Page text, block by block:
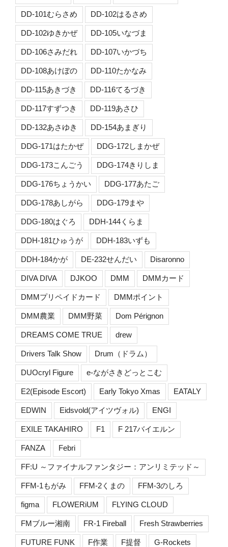
DD-101むらさめ DD-102はるさめ
DD-102ゆきかぜ DD-105いなづま
DD-106さみだれ DD-107いかづち
DD-108あけぼの DD-110たかなみ
DD-115あきづき DD-116てるづき
DD-117すずつき DD-119あさひ
DD-132あさゆき DD-154あまぎり
DDG-171はたかぜ DDG-172しまかぜ
DDG-173こんごう DDG-174きりしま
DDG-176ちょうかい DDG-177あたご
DDG-178あしがら DDG-179まや
DDG-180はぐろ DDH-144くらま
DDH-181ひゅうが DDH-183いずも
DDH-184かが DE-232せんだい Disaronno
DIVA DIVA DJKOO DMM DMMカード
DMMプリペイドカード DMMポイント
DMM農業 DMM野菜 Dom Pérignon
DREAMS COME TRUE drew
Drivers Talk Show Drum（ドラム）
DUOcryl Figure e-ながさきどっとこむ
E2(Episode Escort) Early Tokyo Xmas EATALY
EDWIN Eidsvold(アイツヴォル) ENGI
EXILE TAKAHIRO F1 F 217バイエルン
FANZA Febri
FF:U ～ファイナルファンタジー：アンリミテッド～
FFM-1もがみ FFM-2くまの FFM-3のしろ
figma FLOWERiUM FLYING CLOUD
FMブルー湘南 FR-1 Fireball Fresh Strawberries
FUTURE FUNK F作業 F提督 G-Rockets